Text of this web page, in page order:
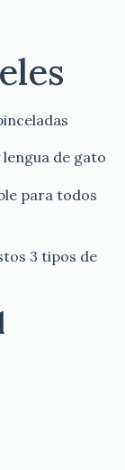
de gato
para todos
3 tipos de